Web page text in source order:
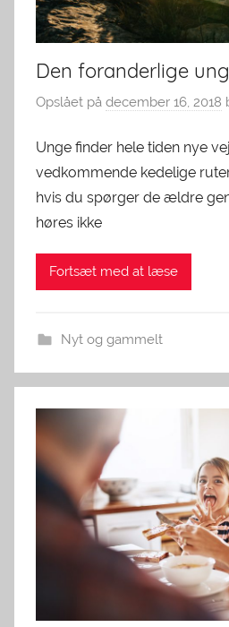
Den foranderlige
Opslået på december 16, 2018
Unge finder hele tiden nye
vedkommende kedelige
hvis du spørger de ældre
høres ikke
Fortsæt med at læse
Nyt og gammelt